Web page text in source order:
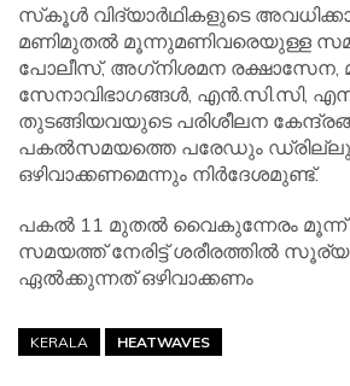
സ്‌കൂള്‍ വിദ്യാര്‍ഥികളുടെ
മണിമുതല്‍ മൂന്നുമണിവരെയുള്ള
പോലീസ്, അഗ്‌നിശമന രക്ഷാസേന,
സേനാവിഭാഗങ്ങള്‍, എന്‍.സി.സി,
തുടങ്ങിയവയുടെ പരിശീലന
പകല്‍സമയത്തെ പരേഡും
ഒഴിവാക്കണമെന്നും നിര്‍ദേശമുണ്ട്.
പകല്‍ 11 മുതല്‍ വൈകുന്നേരം
സമയത്ത് നേരിട്ട് ശരീരത്തില്‍
ഏല്‍ക്കുന്നത് ഒഴിവാക്കണം
KERALA HEATWAVES